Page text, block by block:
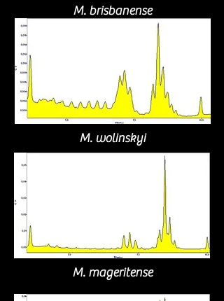
M. brisbanense
M. wolinskyi
M. mageritense